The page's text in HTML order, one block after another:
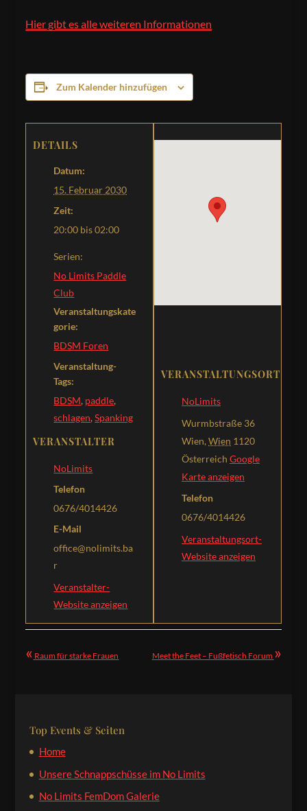
Hier gibt es alle weiteren Informationen
Zum Kalender hinzufügen
DETAILS
Datum:
15. Februar 2030
Zeit:
20:00 bis 02:00
Serien:
No Limits Paddle
Club
Veranstaltungskate
gorie:
BDSM Foren
Veranstaltung-
Tags:
BDSM, paddle,
schlagen,Spanking
VERANSTALTER
NoLimits
Telefon
0676/4014426
E-Mail
office@nolimits.ba
r
Veranstalter-
Website anzeigen
VERANSTALTUNGSORT
NoLimits
Wurmbstraße 36
Wien, Wien 1120
Österreich Google
Karte anzeigen
Telefon
0676/4014426
Veranstaltungsort-
Website anzeigen
« Raum für starke Frauen Meet the Feet – Fußfetisch Forum »
Top Events & Seiten
Home
Unsere Schnappschüsse im No Limits
No Limits FemDom Galerie